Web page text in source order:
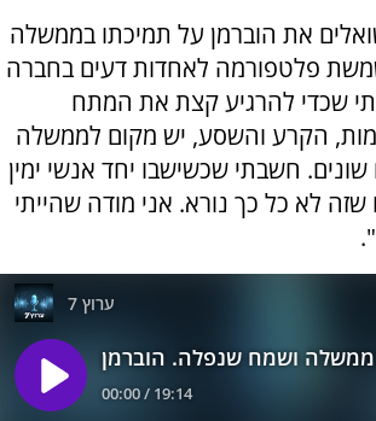
את הוברמן על תמיכתו בממשלה
פלטפורמה לאחדות דעים בחברה
שכדי להרגיע קצת את המתח
הקרע והשסע, יש מקום לממשלה
חשבתי שכשישבו יחד אנשי ימין
שזה לא כל כך נורא. אני מודה שהייתי